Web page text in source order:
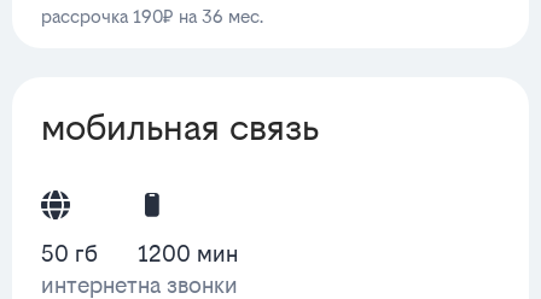
рассрочка 190₽ на 36 мес.
мобильная связь
50 гб
интернет
1200 мин
на звонки